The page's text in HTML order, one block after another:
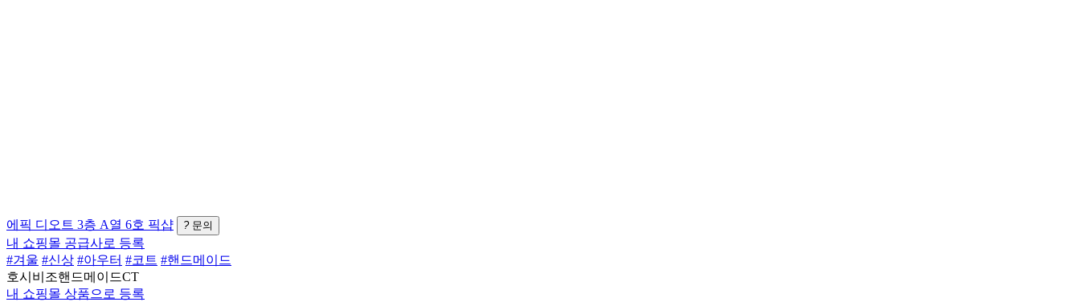
에픽 디오트 3층 A열 6호 픽샵 ? 문의
내 쇼핑몰 공급사로 등록
#겨울 #신상 #아우터 #코트 #핸드메이드
호시비조핸드메이드CT
내 쇼핑몰 상품으로 등록